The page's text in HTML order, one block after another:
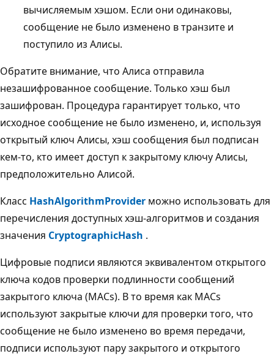
вычисляемым хэшом. Если они одинаковы,
сообщение не было изменено в транзите и
поступило из Алисы.
Обратите внимание, что Алиса отправила
незашифрованное сообщение. Только хэш был
зашифрован. Процедура гарантирует только, что
исходное сообщение не было изменено, и, используя
открытый ключ Алисы, хэш сообщения был подписан
кем-то, кто имеет доступ к закрытому ключу Алисы,
предположительно Алисой.
Класс HashAlgorithmProvider можно использовать для
перечисления доступных хэш-алгоритмов и создания
значения CryptographicHash .
Цифровые подписи являются эквивалентом открытого
ключа кодов проверки подлинности сообщений
закрытого ключа (MACs). В то время как MACs
используют закрытые ключи для проверки того, что
сообщение не было изменено во время передачи,
подписи используют пару закрытого и открытого